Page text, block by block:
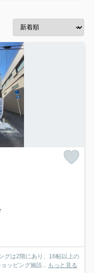
グは2階にあり、16帖以上の
ッピング施設... もっと見る